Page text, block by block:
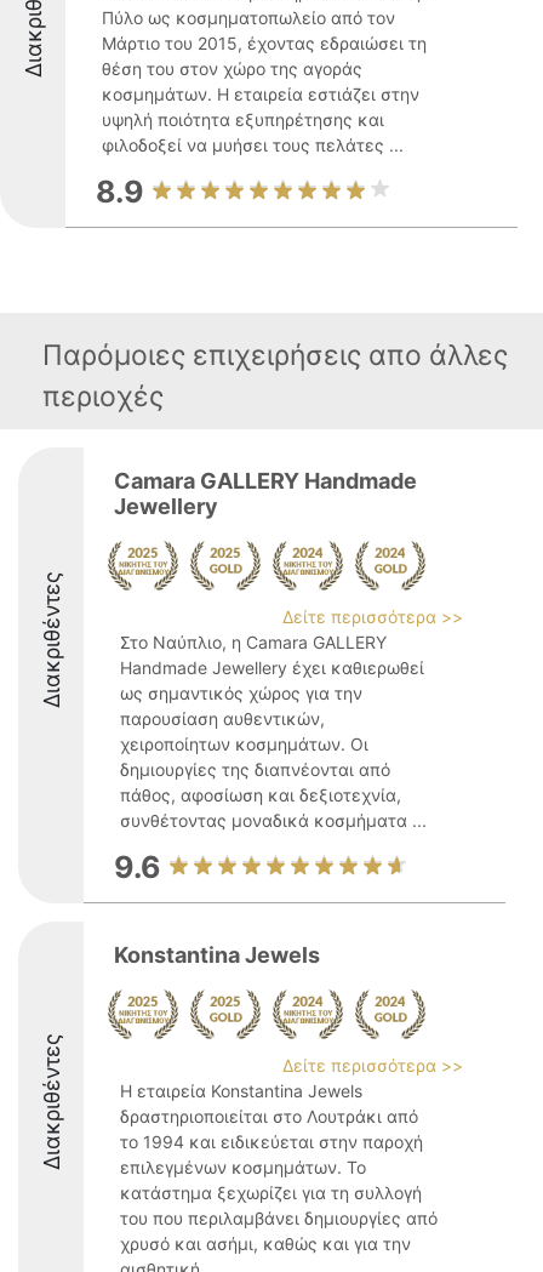
Πύλο ως κοσμηματοπωλείο από τον
Μάρτιο του 2015, έχοντας εδραιώσει τη
θέση του στον χώρο της αγοράς
κοσμημάτων. Η εταιρεία εστιάζει στην
υψηλή ποιότητα εξυπηρέτησης και
φιλοδοξεί να μυήσει τους πελάτες ...
8.9
Παρόμοιες επιχειρήσεις απο άλλες
περιοχές
Διακριθέντες
Camara GALLERY Handmade
Jewellery
Δείτε περισσότερα >>
Στο Ναύπλιο, η Camara GALLERY
Handmade Jewellery έχει καθιερωθεί
ως σημαντικός χώρος για την
παρουσίαση αυθεντικών,
χειροποίητων κοσμημάτων. Οι
δημιουργίες της διαπνέονται από
πάθος, αφοσίωση και δεξιοτεχνία,
συνθέτοντας μοναδικά κοσμήματα ...
9.6
Διακριθέντες
Konstantina Jewels
Δείτε περισσότερα >>
Η εταιρεία Konstantina Jewels
δραστηριοποιείται στο Λουτράκι από
το 1994 και ειδικεύεται στην παροχή
επιλεγμένων κοσμημάτων. Το
κατάστημα ξεχωρίζει για τη συλλογή
του που περιλαμβάνει δημιουργίες από
χρυσό και ασήμι, καθώς και για την